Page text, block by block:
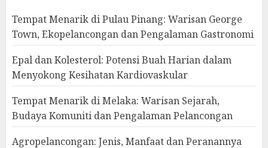
Tempat Menarik di Pulau Pinang: Warisan George
Town, Ekopelancongan dan Pengalaman Gastronomi
Epal dan Kolesterol: Potensi Buah Harian dalam
Menyokong Kesihatan Kardiovaskular
Tempat Menarik di Melaka: Warisan Sejarah,
Budaya Komuniti dan Pengalaman Pelancongan
Agropelancongan: Jenis, Manfaat dan Peranannya